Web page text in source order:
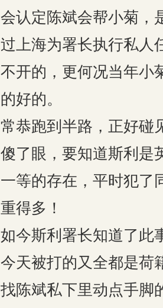
会认定陈斌会帮小菊，
过上海为署长执行私
不开的，更何况当年小
的好的。
常恭跑到半路，正好碰
傻了眼，要知道斯利是
一等的存在，平时犯了
重得多！
如今斯利署长知道了此
今天被打的又全都是荷
找陈斌私下里动点手脚